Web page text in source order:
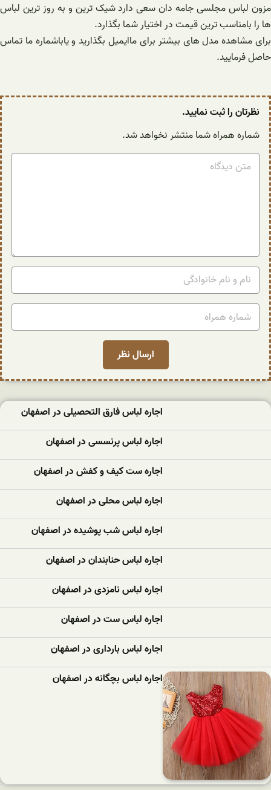
مزون لباس مجلسی جامه دان سعی دارد شیک ترین و به روز ترین لباس
ها را بامناسب ترین قیمت در اختیار شما بگذارد.
برای مشاهده مدل های بیشتر برای ماایمیل بگذارید و یاباشماره ما تماس
حاصل فرمایید.
نظرتان را ثبت نمایید.
شماره همراه شما منتشر نخواهد شد.
اجاره لباس فارق التحصیلی در اصفهان
اجاره لباس پرنسسی در اصفهان
اجاره ست کیف و کفش در اصفهان
اجاره لباس محلی در اصفهان
اجاره لباس شب پوشیده در اصفهان
اجاره لباس حنابندان در اصفهان
اجاره لباس نامزدی در اصفهان
اجاره لباس ست در اصفهان
اجاره لباس بارداری در اصفهان
اجاره لباس بچگانه در اصفهان